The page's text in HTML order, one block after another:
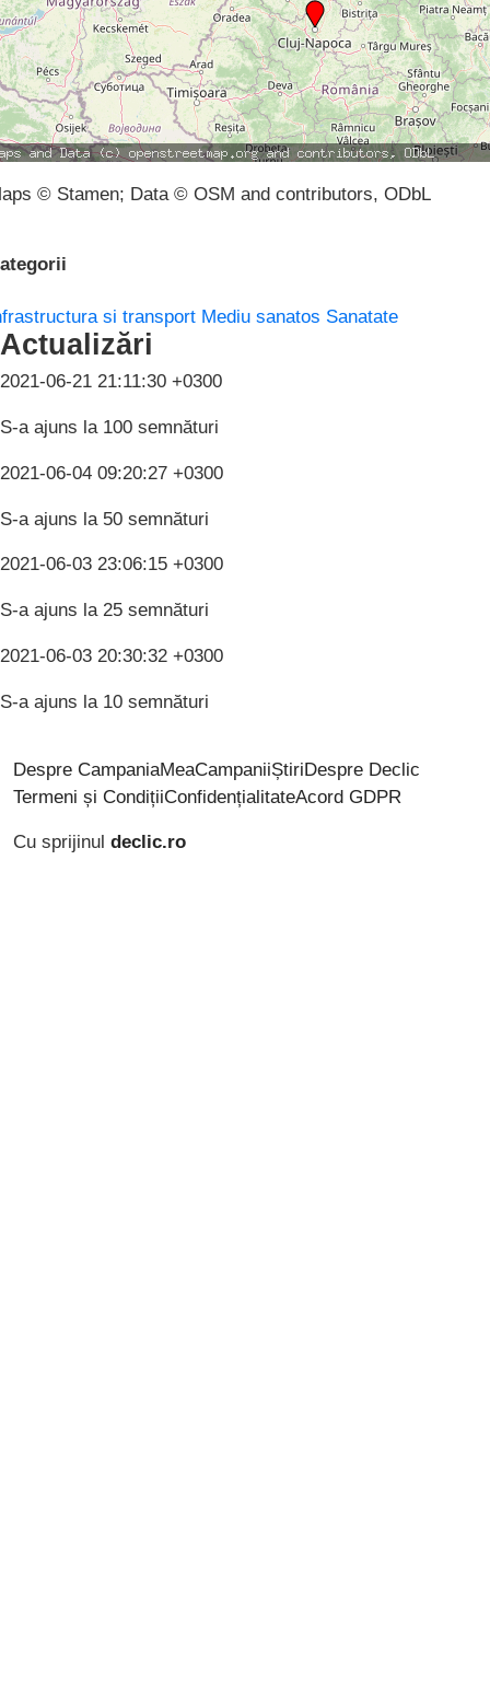
© Stamen; Data © OSM and contributors, ODbL
si transport Mediu sanatos Sanatate
Actualizări
2021-06-21 21:11:30 +0300
S-a ajuns la 100 semnături
2021-06-04 09:20:27 +0300
S-a ajuns la 50 semnături
2021-06-03 23:06:15 +0300
S-a ajuns la 25 semnături
2021-06-03 20:30:32 +0300
S-a ajuns la 10 semnături
Despre CampaniaMeaCampaniiȘtiri Despre Declic
Termeni și CondițiiConfidențialitateAcord GDPR
Cu sprijinul declic.ro